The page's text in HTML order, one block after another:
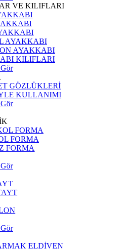
VE KILIFLARI
AYAKKABI
AYAKKABI
KILIFLARI
GÖZLÜKLERİ
KULLANIMI
FORMA
FORMA
FORMA
ELDİVEN